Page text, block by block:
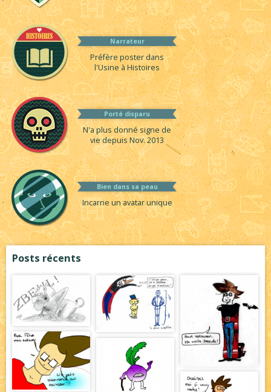
Narrateur
Préfère poster dans
l'Usine à Histoires
Porté disparu
N'a plus donné signe de
vie depuis Nov. 2013
Bien dans sa peau
Incarne un avatar unique
Posts récents